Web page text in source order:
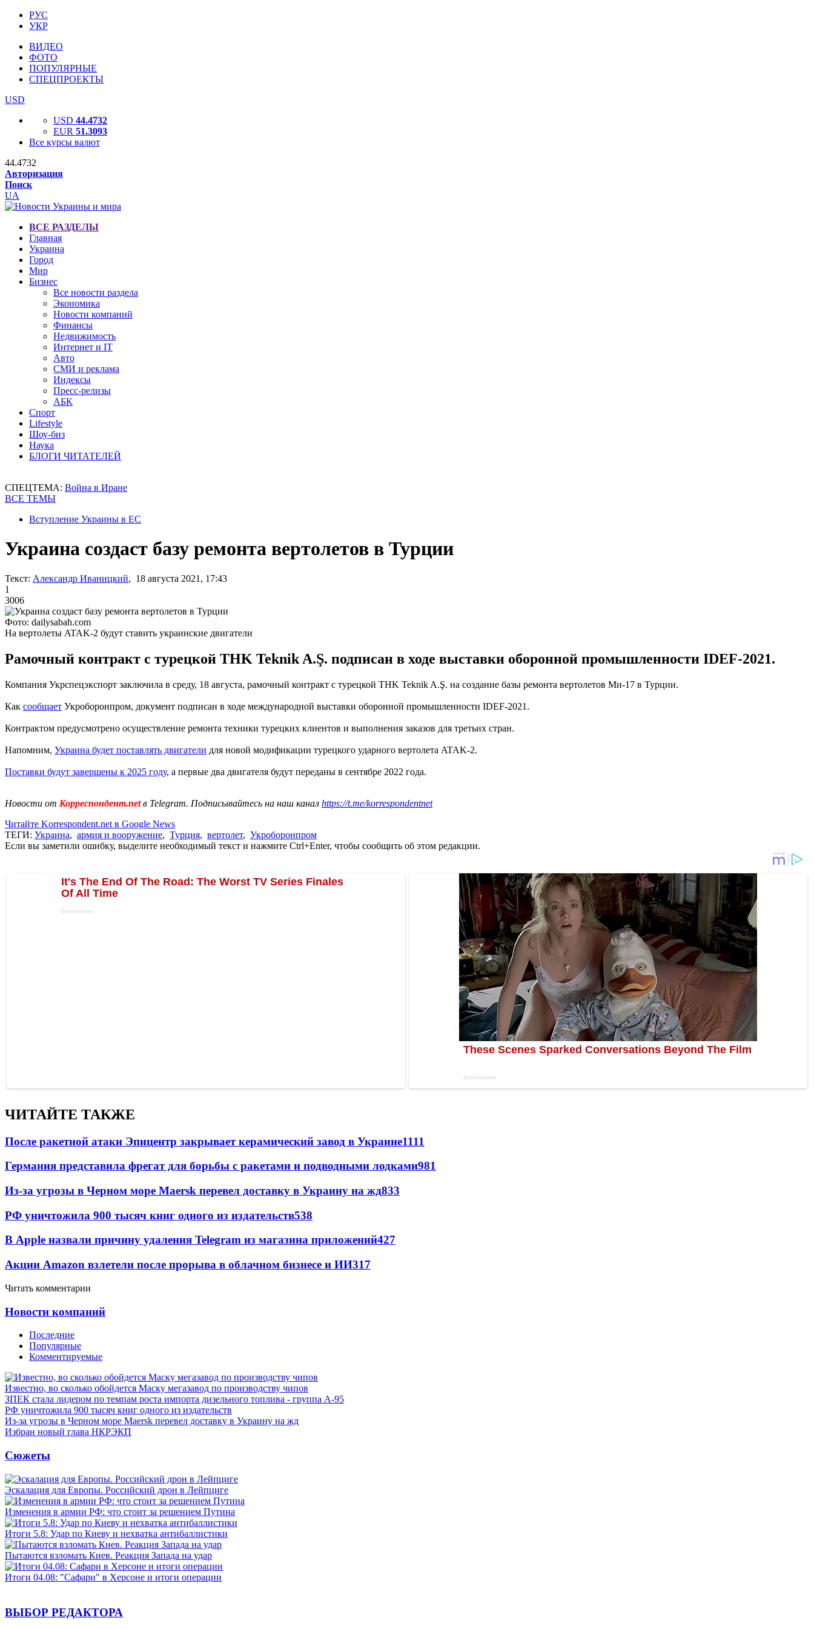
РУС
УКР
ВИДЕО
ФОТО
ПОПУЛЯРНЫЕ
СПЕЦПРОЕКТЫ
USD
USD 44.4732
EUR 51.3093
Все курсы валют
44.4732
Авторизация
Поиск
UA
ВСЕ РАЗДЕЛЫ
Главная
Украина
Город
Мир
Бизнес
Все новости раздела
Экономика
Новости компаний
Финансы
Недвижимость
Интернет и IT
Авто
СМИ и реклама
Индексы
Пресс-релизы
АБК
Спорт
Lifestyle
Шоу-биз
Наука
БЛОГИ ЧИТАТЕЛЕЙ
СПЕЦТЕМА: Война в Иране
ВСЕ ТЕМЫ
Вступление Украины в ЕС
Украина создаст базу ремонта вертолетов в Турции
Текст: Александр Иваницкий, 18 августа 2021, 17:43
1
3006
Фото: dailysabah.com
На вертолеты ATAK-2 будут ставить украинские двигатели
Рамочный контракт с турецкой THK Teknik A.Ş. подписан в ходе выставки оборонной промышленности IDEF-2021.
Компания Укрспецэкспорт заключила в среду, 18 августа, рамочный контракт с турецкой THK Teknik A.Ş. на создание базы ремонта вертолетов Ми-17 в Турции.
Как сообщает Укроборонпром, документ подписан в ходе международной выставки оборонной промышленности IDEF-2021.
Контрактом предусмотрено осуществление ремонта техники турецких клиентов и выполнения заказов для третьих стран.
Напомним, Украина будет поставлять двигатели для новой модификации турецкого ударного вертолета ATAK-2.
Поставки будут завершены к 2025 году, а первые два двигателя будут переданы в сентябре 2022 года.
Новости от Корреспондент.netв Telegram. Подписывайтесь на наш канал https://t.me/korrespondentnet
Читайте Korrespondent.net в Google News
ТЕГИ: Украина, армия и вооружение, Турция, вертолет, Укроборонпром
Если вы заметили ошибку, выделите необходимый текст и нажмите Ctrl+Enter, чтобы сообщить об этом редакции.
ЧИТАЙТЕ ТАКЖЕ
После ракетной атаки Эпицентр закрывает керамический завод в Украине1111
Германия представила фрегат для борьбы с ракетами и подводными лодками981
Из-за угрозы в Черном море Maersk перевел доставку в Украину на жд833
РФ уничтожила 900 тысяч книг одного из издательств538
В Apple назвали причину удаления Telegram из магазина приложений427
Акции Amazon взлетели после прорыва в облачном бизнесе и ИИ317
Читать комментарии
Новости компаний
Последние
Популярные
Комментируемые
Известно, во сколько обойдется Маску мегазавод по производству чипов
ЗПЕК стала лидером по темпам роста импорта дизельного топлива - группа А-95
РФ уничтожила 900 тысяч книг одного из издательств
Из-за угрозы в Черном море Maersk перевел доставку в Украину на жд
Избран новый глава НКРЭКП
Сюжеты
Эскалация для Европы. Российский дрон в Лейпциге
Изменения в армии РФ: что стоит за решением Путина
Итоги 5.8: Удар по Киеву и нехватка антибаллистики
Пытаются взломать Киев. Реакция Запада на удар
Итоги 04.08: "Сафари" в Херсоне и итоги операции
ВЫБОР РЕДАКТОРА